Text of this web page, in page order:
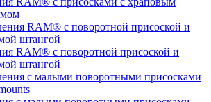
RAM® с поворотной присоской и
штангой